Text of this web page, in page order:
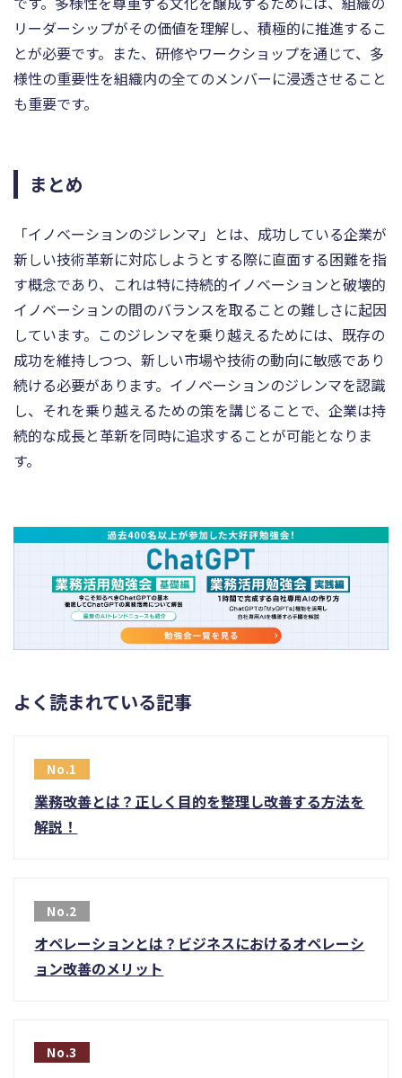
リーダーシップがその価値を理解し、積極的に推進するこ
とが必要です。また、研修やワークショップを通じて、多
様性の重要性を組織内の全てのメンバーに浸透させること
も重要です。
まとめ
「イノベーションのジレンマ」とは、成功している企業が
新しい技術革新に対応しようとする際に直面する困難を指
す概念であり、これは特に持続的イノベーションと破壊的
イノベーションの間のバランスを取ることの難しさに起因
しています。このジレンマを乗り越えるためには、既存の
成功を維持しつつ、新しい市場や技術の動向に敏感であり
続ける必要があります。イノベーションのジレンマを認識
し、それを乗り越えるための策を講じることで、企業は持
続的な成長と革新を同時に追求することが可能となりま
す。
よく読まれている記事
業務改善とは？正しく目的を整理し改善する方法を
解説！
オペレーションとは？ビジネスにおけるオペレーシ
ョン改善のメリット